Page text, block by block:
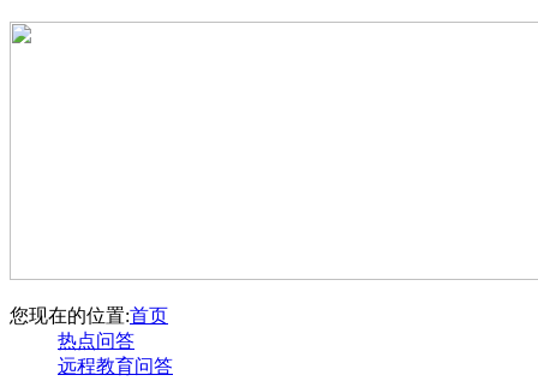
您现在的位置:首页
热点问答
远程教育问答